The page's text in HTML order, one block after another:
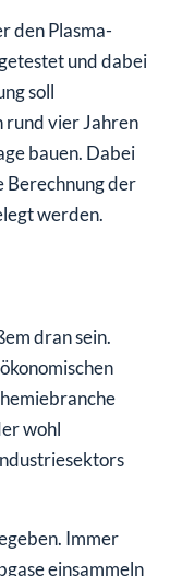
den Plasma-
und dabei
soll
rund vier Jahren
bauen. Dabei
Berechnung der
werden.
dran sein.
wohl
Immer
einsammeln